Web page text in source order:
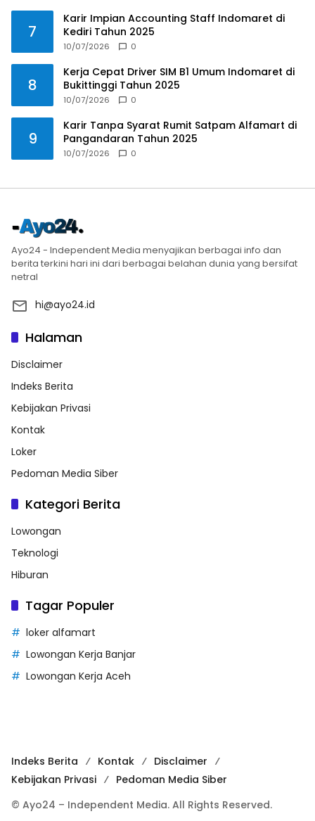
7
Karir Impian Accounting Staff Indomaret di
Kediri Tahun 2025
10/07/2026 0
8
Kerja Cepat Driver SIM B1 Umum Indomaret di
Bukittinggi Tahun 2025
10/07/2026 0
9
Karir Tanpa Syarat Rumit Satpam Alfamart di
Pangandaran Tahun 2025
10/07/2026 0
Ayo24 - Independent Media menyajikan berbagai info dan
berita terkini hari ini dari berbagai belahan dunia yang bersifat
netral
hi@ayo24.id
Halaman
Disclaimer
Indeks Berita
Kebijakan Privasi
Kontak
Loker
Pedoman Media Siber
Kategori Berita
Lowongan
Teknologi
Hiburan
Tagar Populer
loker alfamart
Lowongan Kerja Banjar
Lowongan Kerja Aceh
Indeks Berita Kontak
Disclaimer
Kebijakan Privasi
Pedoman Media Siber
© Ayo24 – Independent Media. All Rights Reserved.